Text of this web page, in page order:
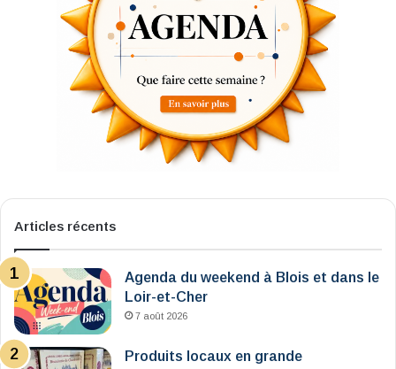
Articles récents
Agenda du weekend à Blois et dans le
Loir-et-Cher
7 août 2026
Produits locaux en grande